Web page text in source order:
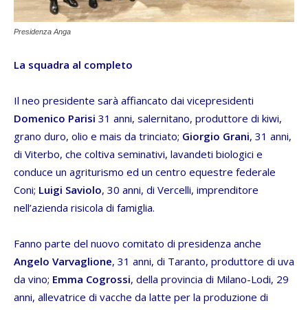
Presidenza Anga
La squadra al completo
Il neo presidente sarà affiancato dai vicepresidenti
Domenico Parisi 31 anni, salernitano, produttore di kiwi,
grano duro, olio e mais da trinciato; Giorgio Grani, 31 anni,
di Viterbo, che coltiva seminativi, lavandeti biologici e
conduce un agriturismo ed un centro equestre federale
Coni; Luigi Saviolo, 30 anni, di Vercelli, imprenditore
nell’azienda risicola di famiglia.
Fanno parte del nuovo comitato di presidenza anche
Angelo Varvaglione, 31 anni, di Taranto, produttore di uva
da vino; Emma Cogrossi, della provincia di Milano-Lodi, 29
anni, allevatrice di vacche da latte per la produzione di